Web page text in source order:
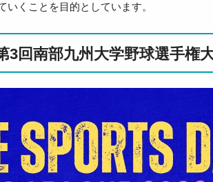
くことを目的としています。
3回南部九州大学野球選手